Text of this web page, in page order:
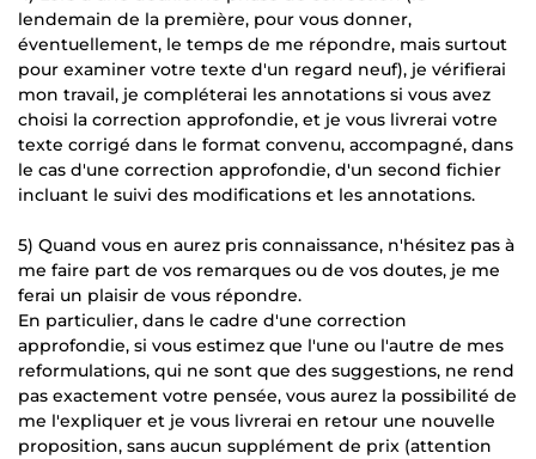
lendemain de la première, pour vous donner,
éventuellement, le temps de me répondre, mais surtout
pour examiner votre texte d'un regard neuf), je vérifierai
mon travail, je compléterai les annotations si vous avez
choisi la correction approfondie, et je vous livrerai votre
texte corrigé dans le format convenu, accompagné, dans
le cas d'une correction approfondie, d'un second fichier
incluant le suivi des modifications et les annotations.
5) Quand vous en aurez pris connaissance, n'hésitez pas à
me faire part de vos remarques ou de vos doutes, je me
ferai un plaisir de vous répondre.
En particulier, dans le cadre d'une correction
approfondie, si vous estimez que l'une ou l'autre de mes
reformulations, qui ne sont que des suggestions, ne rend
pas exactement votre pensée, vous aurez la possibilité de
me l'expliquer et je vous livrerai en retour une nouvelle
proposition, sans aucun supplément de prix (attention